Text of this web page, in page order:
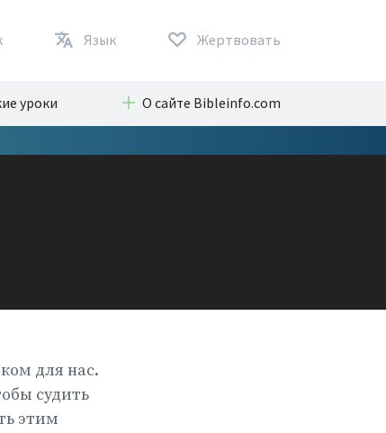
Язык Жертвовать
уроки О сайте Bibleinfo.com
для нас.
судить
этим